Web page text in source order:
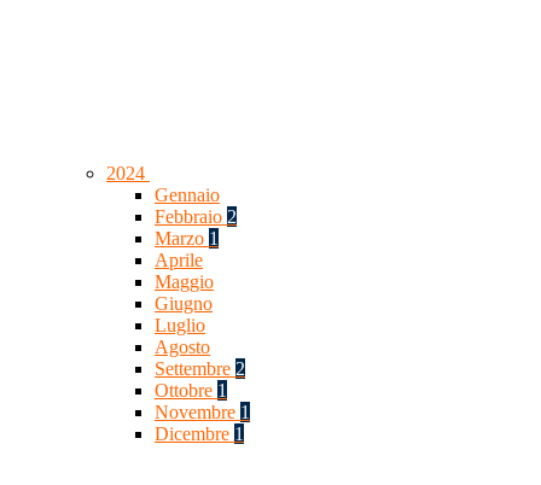
2024
Gennaio
Febbraio 2
Marzo 1
Aprile
Maggio
Giugno
Luglio
Agosto
Settembre 2
Ottobre 1
Novembre 1
Dicembre 1